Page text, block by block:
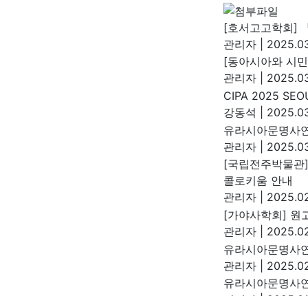
[호서고고학회]
관리자
[동아시아와 시
관리자
CIPA 2025
강동석
유라시아문명사
관리자
[국립전주박물
콜로키움 안내
관리자
[가야사학회] 원
관리자
유라시아문명사
관리자
유라시아문명사